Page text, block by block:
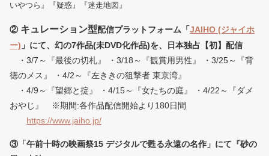
いやつら』『疑惑』『迷走地図』
② キュレーション型配信プラットフォーム「JAIHO (ジャイホ
ー) 」にて、幻の7作品(未DVD化作品)を、日本独占【初】配信
・3/7～『最後の切札』 ・3/18～『観賞用男性』 ・3/25～『背
徳のメス』 ・4/2～『左ききの狙撃者 東京湾』
・4/9～『望郷と掟』 ・4/15～『女たちの庭』 ・4/22～『ダメ
おやじ』 ※期間:各作品配信開始より180日間
https://www.jaiho.jp/
③「午前十時の映画祭15 デジタルで甦る永遠の名作」にて『砂の